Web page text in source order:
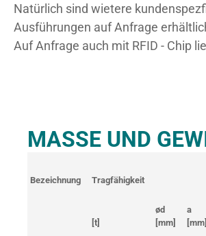
Natürlich sind wietere
Ausführungen auf Anfrage
Auf Anfrage auch mit RFID - Chip
MASSE UND
Bezeichnung Tragfähigkeit
[t]
ød
[mm]
a
[mm]